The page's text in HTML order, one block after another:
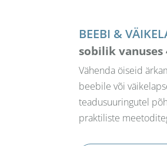
BEEBI &
sobilik vanuses
Vähenda öiseid
beebile või
teadusuuringutel
praktiliste